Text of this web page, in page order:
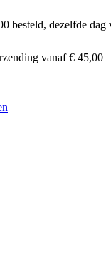
besteld, dezelfde
vanaf € 45,00